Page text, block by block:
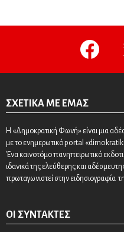
facebook
ΣΧΕΤΙΚΆ ΜΕ ΕΜΆΣ
Η «Δημοκρατική Φωνή» είναι μια
με το ενημερωτικό portal
Ένα καινοτόμο πανηπειρωτικό
ιδανικά της ελεύθερης και
πρωταγωνιστεί στην ειδησιογραφία
ΟΙ ΣΥΝΤΆΚΤΕΣ